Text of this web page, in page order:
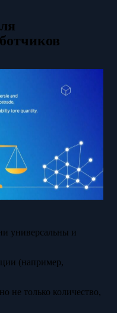
универсальны и
(например,
не только количество,